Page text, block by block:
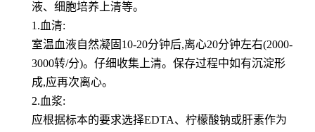
液、细胞培养上清等。
1.血清:
室温血液自然凝固10-20分钟后,离心20分钟左右(2000-
3000转/分)。仔细收集上清。保存过程中如有沉淀形
成,应再次离心。
2.血浆:
应根据标本的要求选择EDTA、柠檬酸钠或肝素作为